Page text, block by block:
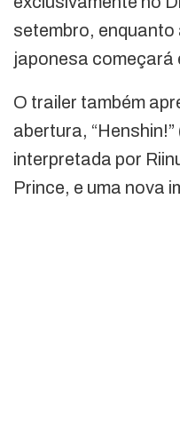
setembro, enquanto
japonesa começará
O trailer também
abertura,
interpretada por
Prince, e uma nova